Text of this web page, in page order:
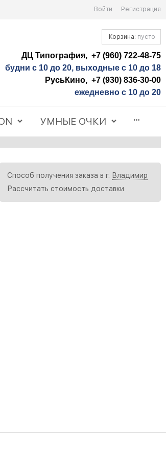
Войти Регистрация
Корзина: пусто
ДЦ Типография, +7 (960) 722-48-75
будни с 10 до 20, выходные с 10 до 18
РусьКино, +7 (930) 836-30-00
ежедневно с 10 до 20
УМНЫЕ ОЧКИ
Способ получения заказа в г. Владимир
Рассчитать стоимость доставки